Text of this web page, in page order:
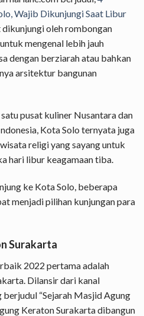
Wajib Dikunjungi Saat Libur
oleh rombongan
mengenal lebih jauh
dengan berziarah atau bahkan
arsitektur bangunan
pusat kuliner Nusantara dan
Kota Solo ternyata juga
religi yang sayang untuk
hari libur keagamaan tiba.
ke Kota Solo, beberapa
menjadi pilihan kunjungan para
Surakarta
2022 pertama adalah
Dilansir dari kanal
“Sejarah Masjid Agung
Keraton Surakarta dibangun